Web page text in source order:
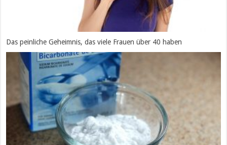
Das peinliche Geheimnis, das viele Frauen über 40 haben